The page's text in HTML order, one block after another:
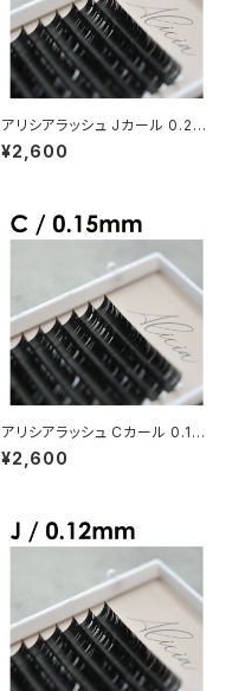
アリシアラッシュ Jカール 0.20
mm
¥2,600
アリシアラッシュ Cカール 0.15
mm
¥2,600